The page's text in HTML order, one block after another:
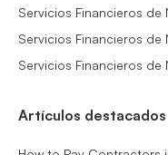
Servicios Financieros
Servicios Financieros
Servicios Financieros de
Artículos destacados